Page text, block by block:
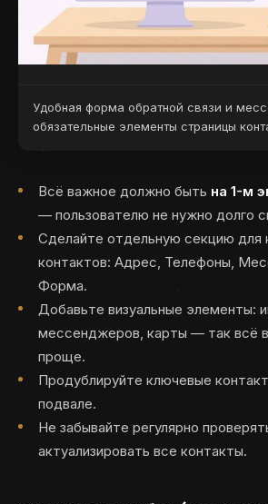
Удобная форма обратной связи и
обязательные элементы страницы
Всё важное должно быть на 1-м
— пользователю не нужно долго
Сделайте отдельную секцию для
контактов: Адрес, Телефоны,
Форма.
Добавьте визуальные элементы:
мессенджеров, карты — так всё
проще.
Продублируйте ключевые
подвале.
Не забывайте регулярно
актуализировать все контакты.